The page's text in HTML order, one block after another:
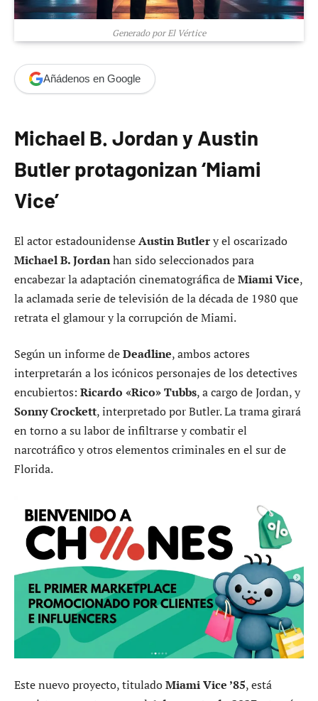
Generado por El Vértice
Añádenos en Google
Michael B. Jordan y Austin
Butler protagonizan ‘Miami
Vice’
El actor estadounidenseAustin Butlery el oscarizado
Michael B. Jordanhan sido seleccionados para
encabezar la adaptación cinematográfica deMiami Vice,
la aclamada serie de televisión de la década de 1980 que
retrata el glamour y la corrupción de Miami.
Según un informe deDeadline, ambos actores
interpretarán a los icónicos personajes de los detectives
encubiertos: Ricardo «Rico» Tubbs, a cargo de Jordan, y
Sonny Crockett, interpretado por Butler. La trama girará
en torno a su labor de infiltrarse y combatir el
narcotráfico y otros elementos criminales en el sur de
Florida.
Este nuevo proyecto, tituladoMiami Vice ’85, está